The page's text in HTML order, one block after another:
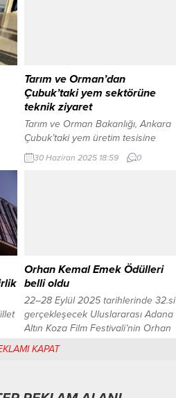
bin 500m2 kaldırım, 2...
Tarım ve Orman’dan
Çubuk’taki yem sektörüne
teknik ziyaret
Tarım ve Orman Bakanlığı, Ankara
Çubuk’taki yem üretim tesisine
teknik ziyaret düzenledi; yem
sektörünün 30 milyon tonluk
Ankara’nın Çubuk ilçesindeki bir
yem üretim tesisine...
30 Haziran 2025 18:59 0
Orhan Kemal Emek Ödülleri
belli oldu
22–28 Eylül 2025 tarihlerinde 32.si
gerçekleşecek Uluslararası Adana
Altın Koza Film Festivali’nin Orhan
belli oldu. ADANA (İGFA) – 22-28
30 Ağustos 2025 16:39
KAPAT